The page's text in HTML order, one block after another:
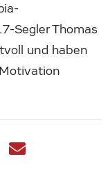
Segler Thomas
und haben